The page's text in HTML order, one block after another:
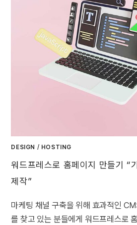
DESIGN / HOSTING
워드프레스로 홈페이지 만들기 “
제작”
마케팅 채널 구축을 위해 효과적인
를 찾고 있는 분들에게 워드프레스로